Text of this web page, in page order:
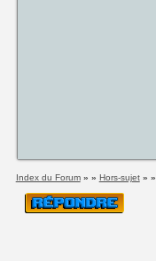
Index du Forum» » Hors-sujet» »